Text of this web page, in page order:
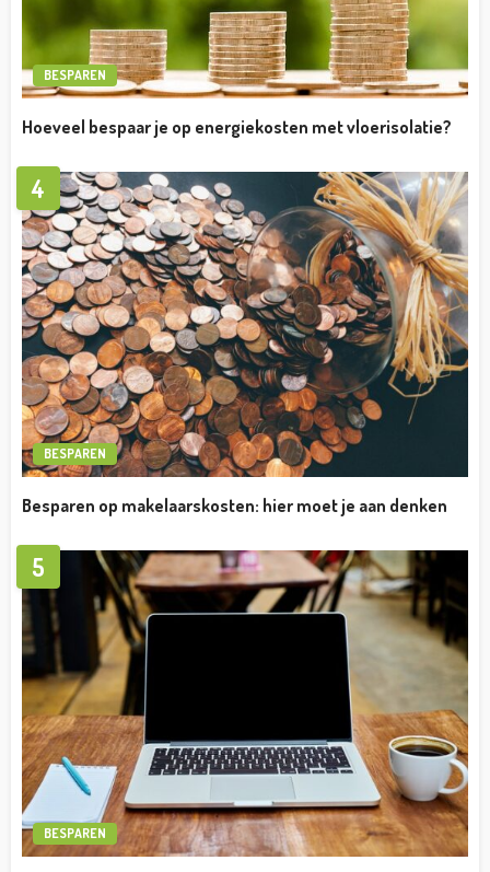
BESPAREN
Hoeveel bespaar je op energiekosten met vloerisolatie?
4
BESPAREN
Besparen op makelaarskosten: hier moet je aan denken
5
BESPAREN